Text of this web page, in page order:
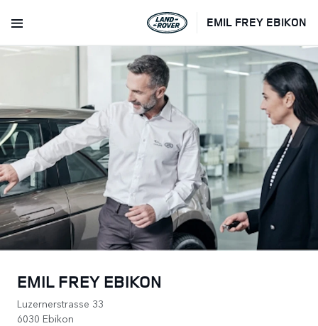
EMIL FREY EBIKON
EMIL FREY EBIKON
Luzernerstrasse 33
6030 Ebikon